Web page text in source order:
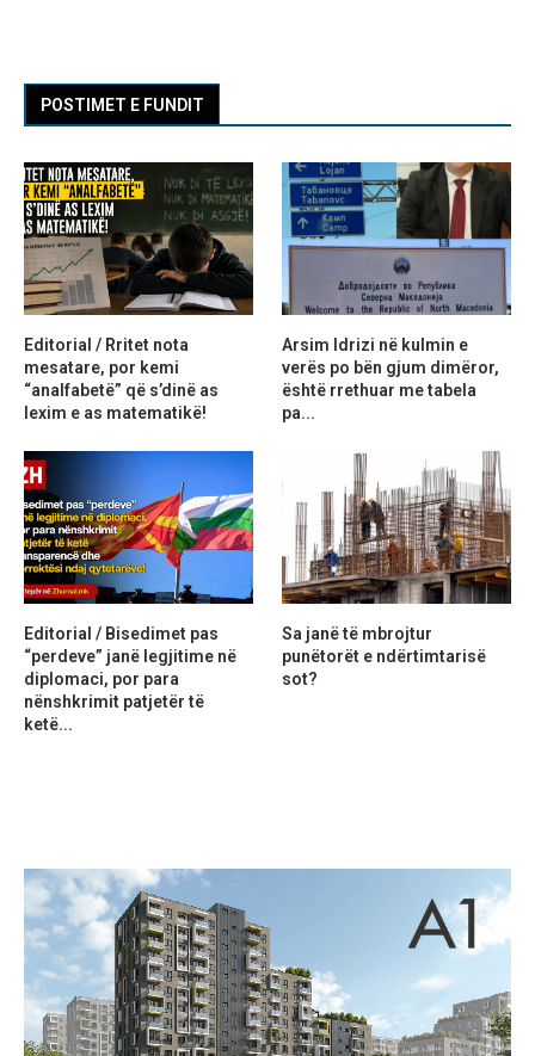
POSTIMET E FUNDIT
Editorial / Rritet nota
mesatare, por kemi
“analfabetë” që s’dinë as
lexim e as matematikë!
Arsim Idrizi në kulmin e
verës po bën gjum dimëror,
është rrethuar me tabela
pa...
Editorial / Bisedimet pas
“perdeve” janë legjitime në
diplomaci, por para
nënshkrimit patjetër të
ketë...
Sa janë të mbrojtur
punëtorët e ndërtimtarisë
sot?